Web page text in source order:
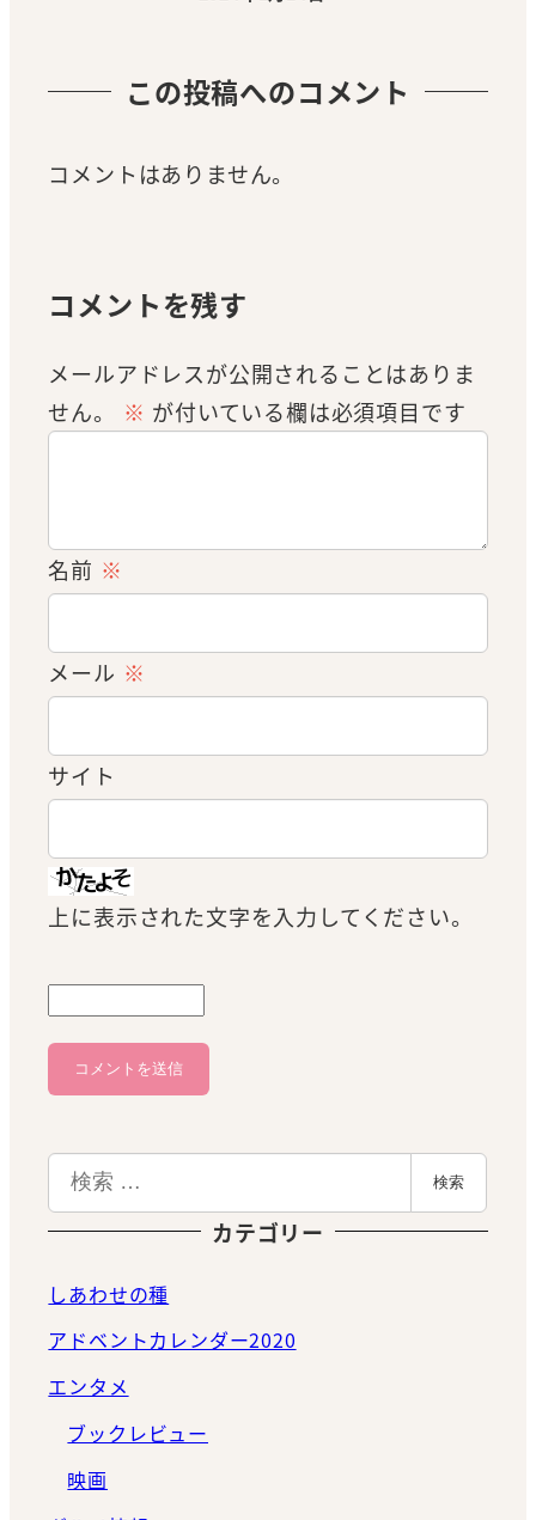
投稿日
この投稿へのコメント
コメントはありません。
コメントを残す
メールアドレスが公開されることはありま
せん。
※ が付いている欄は必須項目です
名前 ※
メール ※
サイト
上に表示された文字を入力してください。
索
検索
カテゴリー
しあわせの種
アドベントカレンダー2020
エンタメ
ブックレビュー
映画